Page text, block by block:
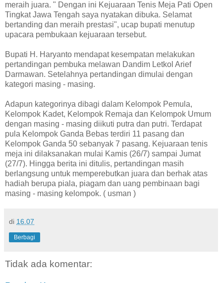
meraih juara. " Dengan ini Kejuaraan Tenis Meja Pati Open
Tingkat Jawa Tengah saya nyatakan dibuka. Selamat
bertanding dan meraih prestasi", ucap bupati menutup
upacara pembukaan kejuaraan tersebut.
Bupati H. Haryanto mendapat kesempatan melakukan
pertandingan pembuka melawan Dandim Letkol Arief
Darmawan. Setelahnya pertandingan dimulai dengan
kategori masing - masing.
Adapun kategorinya dibagi dalam Kelompok Pemula,
Kelompok Kadet, Kelompok Remaja dan Kelompok Umum
dengan masing - masing diikuti putra dan putri. Terdapat
pula Kelompok Ganda Bebas terdiri 11 pasang dan
Kelompok Ganda 50 sebanyak 7 pasang. Kejuaraan tenis
meja ini dilaksanakan mulai Kamis (26/7) sampai Jumat
(27/7). Hingga berita ini ditulis, pertandingan masih
berlangsung untuk memperebutkan juara dan berhak atas
hadiah berupa piala, piagam dan uang pembinaan bagi
masing - masing kelompok. ( usman )
di 16.07
Berbagi
Tidak ada komentar: